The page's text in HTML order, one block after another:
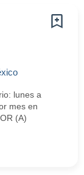
lunes a
mes en
(A)